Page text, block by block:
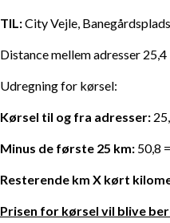
TIL:City Vejle,
Distance mellem adresser 25,4
Udregning for kørsel:
Kørsel til og fra adresser:
Minus de første 25 km: 50,8
Resterende km X kørt
Prisen for kørsel vil blive